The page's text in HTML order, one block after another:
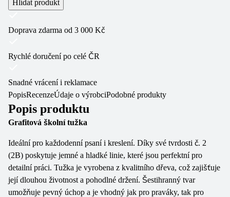
Hlídat produkt
Doprava zdarma od 3 000 Kč
Rychlé doručení po celé ČR
Snadné vrácení i reklamace
PopisRecenzeÚdaje o výrobciPodobné produkty
Popis produktu
Grafitová školní tužka
Ideální pro každodenní psaní i kreslení. Díky své tvrdosti č. 2
(2B) poskytuje jemné a hladké linie, které jsou perfektní pro
detailní práci. Tužka je vyrobena z kvalitního dřeva, což zajišťuje
její dlouhou životnost a pohodlné držení. Šestihranný tvar
umožňuje pevný úchop a je vhodný jak pro praváky, tak pro